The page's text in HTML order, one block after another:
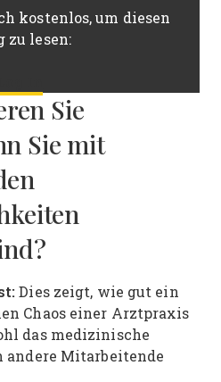
kostenlos, um diesen
lesen:
Sie
Sie mit
Dies zeigt, wie gut ein
Chaos einer Arztpraxis
das medizinische
andere Mitarbeitende